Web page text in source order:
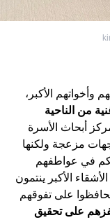
وأخواتهم الأكبر،
من الناحية
أبحاث الأسرة
مزعجة ولكنها
في عواطفهم
الأكبر ينتمون
على تفوقهم
على تحقيق